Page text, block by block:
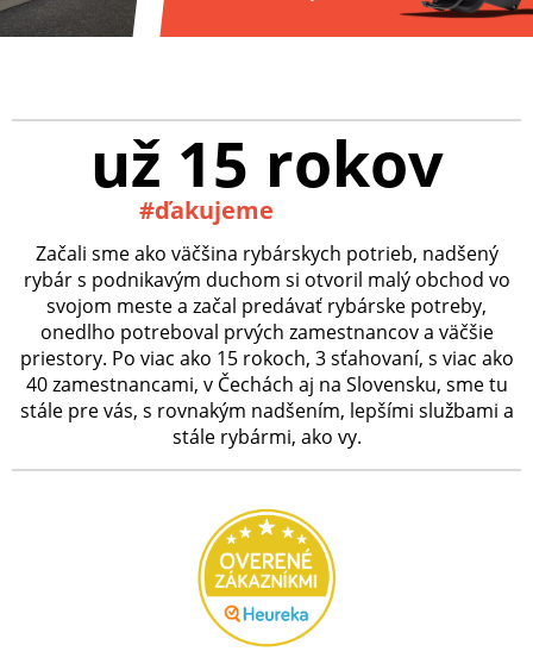
už 15 rokov
#ďakujeme
Začali sme ako väčšina rybárskych potrieb, nadšený
rybár s podnikavým duchom si otvoril malý obchod vo
svojom meste a začal predávať rybárske potreby,
onedlho potreboval prvých zamestnancov a väčšie
priestory. Po viac ako 15 rokoch, 3 sťahovaní, s viac ako
40 zamestnancami, v Čechách aj na Slovensku, sme tu
stále pre vás, s rovnakým nadšením, lepšími službami a
stále rybármi, ako vy.